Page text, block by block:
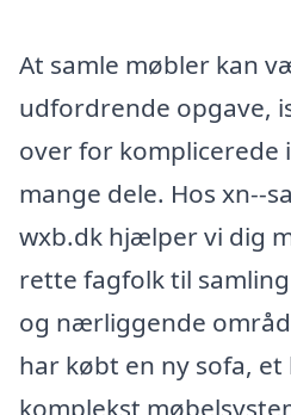
At samle møbler kan
udfordrende opgave,
over for
mange dele. Hos xn--
wxb.dk hjælper vi dig
rette fagfolk til
og nærliggende
har købt en ny sofa,
komplekst